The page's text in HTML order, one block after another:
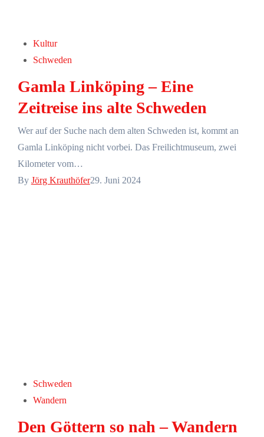
Kultur
Schweden
Gamla Linköping – Eine
Zeitreise ins alte Schweden
Wer auf der Suche nach dem alten Schweden ist, kommt an
Gamla Linköping nicht vorbei. Das Freilichtmuseum, zwei
Kilometer vom…
By Jörg Krauthöfer29. Juni 2024
Schweden
Wandern
Den Göttern so nah – Wandern